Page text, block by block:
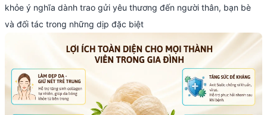
khỏe ý nghĩa dành trao gửi yêu thương đến người thân, bạn bè
và đối tác trong những dịp đặc biệt